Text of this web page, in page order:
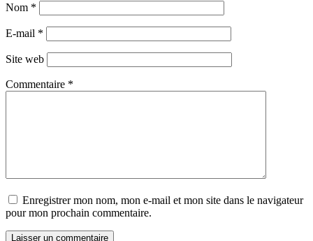
Nom *
E-mail *
Site web
Commentaire *
Enregistrer mon nom, mon e-mail et mon site dans le navigateur
pour mon prochain commentaire.